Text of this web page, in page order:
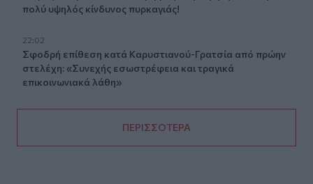
πολύ υψηλός κίνδυνος πυρκαγιάς!
22:02
Σφοδρή επίθεση κατά Καρυστιανού-Γρατσία από πρώην
στελέχη: «Συνεχής εσωστρέφεια και τραγικά
επικοινωνιακά λάθη»
ΠΕΡΙΣΣΟΤΕΡΑ